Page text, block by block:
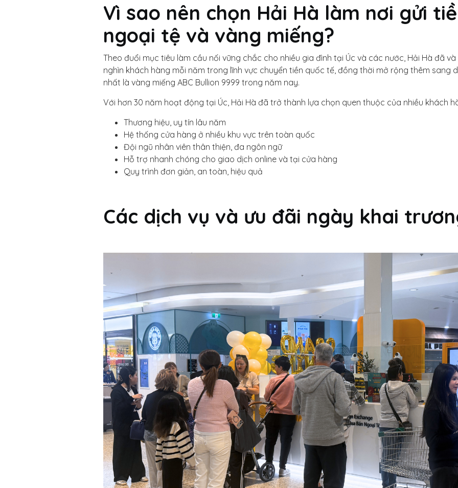
Vì sao nên chọn Hải Hà làm nơi gửi
ngoại tệ và vàng miếng?
Theo đuổi mục tiêu làm cầu nối vững chắc cho nhiều gia đình tại Úc và các nước, Hải Hà đã
nghìn khách hàng mỗi năm trong lĩnh vực chuyển tiền quốc tế, đồng thời mở rộng thêm sang
nhất là vàng miếng ABC Bullion 9999 trong năm nay.
Với hơn 30 năm hoạt động tại Úc, Hải Hà đã trở thành lựa chọn quen thuộc của nhiều khách
Thương hiệu, uy tín lâu năm
Hệ thống cửa hàng ở nhiều khu vực trên toàn quốc
Đội ngũ nhân viên thân thiện, đa ngôn ngữ
Hỗ trợ nhanh chóng cho giao dịch online và tại cửa hàng
Quy trình đơn giản, an toàn, hiệu quả
Các dịch vụ và ưu đãi ngày khai